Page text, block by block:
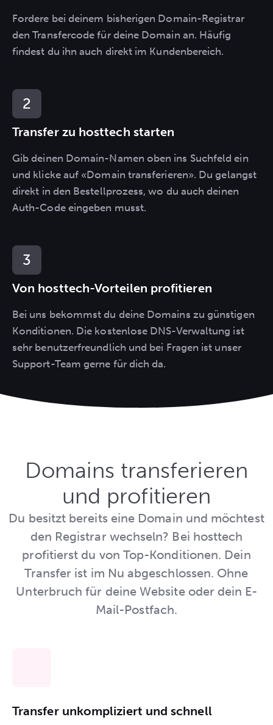
Fordere bei deinem bisherigen Domain-Registrar
den Transfercode für deine Domain an. Häufig
findest du ihn auch direkt im Kundenbereich.
Transfer zu hosttech starten
Gib deinen Domain-Namen oben ins Suchfeld ein
und klicke auf «Domain transferieren». Du gelangst
direkt in den Bestellprozess, wo du auch deinen
Auth-Code eingeben musst.
Von hosttech-Vorteilen profitieren
Bei uns bekommst du deine Domains zu günstigen
Konditionen. Die kostenlose DNS-Verwaltung ist
sehr benutzerfreundlich und bei Fragen ist unser
Support-Team gerne für dich da.
Domains transferieren
und profitieren
Du besitzt bereits eine Domain und möchtest
den Registrar wechseln? Bei hosttech
profitierst du von Top-Konditionen. Dein
Transfer ist im Nu abgeschlossen. Ohne
Unterbruch für deine Website oder dein E-
Mail-Postfach.
Transfer unkompliziert und schnell